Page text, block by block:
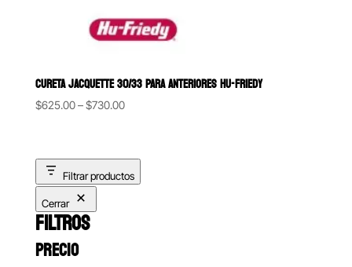
CURETA JACQUETTE 30/33 PARA ANTERIORES HU-FRIEDY
$625.00–$730.00Price
through
$730.00
Filtrar productos
Cerrar
FILTROS
PRECIO